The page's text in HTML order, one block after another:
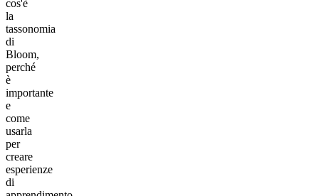
cos'è
la
tassonomia
di
Bloom,
perché
è
importante
e
come
usarla
per
creare
esperienze
di